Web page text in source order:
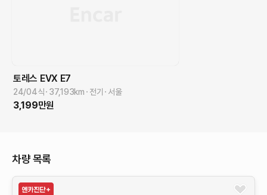
토레스 EVX E7
24/04식 37,193km 전기 서울
3,199만원
차량 목록